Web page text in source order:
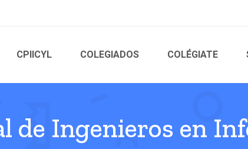
CPIICYL COLEGIADOS COLÉGIATE
de Ingenieros en